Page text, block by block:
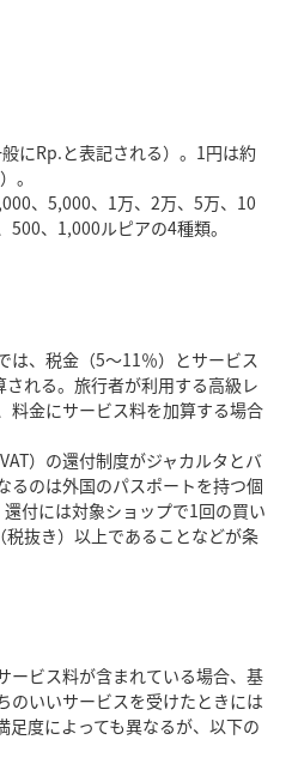
にRp.と表記される）。1円は約
。
、5,000、1万、2万、5万、10
、1,000ルピアの4種類。
は、税金（5～11％）とサービス
れる。旅行者が利用する高級レ
料金にサービス料を加算する場合
）の還付制度がジャカルタとバ
るのは外国のパスポートを持つ個
付には対象ショップで1回の買い
抜き）以上であることなどが条
ービス料が含まれている場合、基
のいいサービスを受けたときには
足度によっても異なるが、以下の